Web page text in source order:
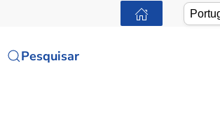
Pesquisar